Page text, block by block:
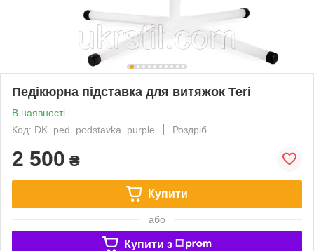
Педікюрна підставка для витяжок Teri
В наявності
Код: DK_ped_podstavka_purple
Роздріб
2 500 ₴
Купити
або
Купити з